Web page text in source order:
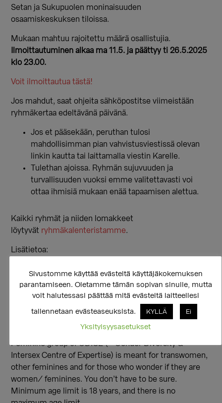
Setan ja Sukupuolen moninaisuuden
osaamiskeskuksen tiloissa.
Mukaan mahtuu rajoitettu määrä osallistujia.
Ilmoittautuminen alkaa ma 11.5. ja päättyy ti 26.5.2025
klo 23.00.
Voit ilmoittautua tästä!
Jos mahdut, saat ohjeita sähköpostitse viimeistään
ryhmäkertaa edeltävänä päivänä.
Jos et pääsekään, peruthan tulosi
mahdollisimman pian vahvistusviestissä olevan
linkin kautta tai laittamalla viestin Karelle.
Tulethan ajoissa. Ryhmän sujuvuuden ja
turvallisuuden vuoksi emme valitettavasti voi
ottaa ihmisiä mukaan enää tapaamisen alettua.
Kaikki ryhmät ja niiden lomakkeet
löytyvät ryhmäkalenteristamme.
Lisätietoa:
sosiaaliohjaaja
p. 050 371 6899
Feminine group of GDICE (= Gender Diversity &
Intersex Centre of Expertise) is meant for transwomen,
other feminines and for those who wonder if they are
women/ feminines. You don’t have to be sure.
Minimum age limit is 18 years, and there is no
Sivustomme käyttää evästeitä käyttäjäkokemuksen
parantamiseen. Oletamme tämän sopivan sinulle, mutta
voit halutessasi päättää mitä evästeitä laitteellesi
tallennetaan evästeaseuksista. KYLLÄ Ei
Yksityisyysasetukset